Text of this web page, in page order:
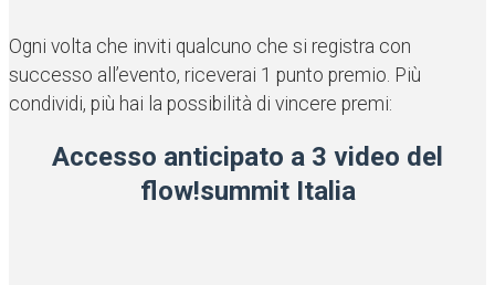
Ogni volta che inviti qualcuno che si registra con
successo all’evento, riceverai 1 punto premio. Più
condividi, più hai la possibilità di vincere premi:
Accesso anticipato a 3 video del
flow!summit Italia